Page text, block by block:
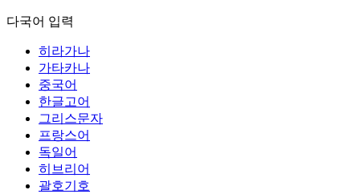
다국어 입력
히라가나
가타카나
중국어
한글고어
그리스문자
프랑스어
독일어
히브리어
괄호기호